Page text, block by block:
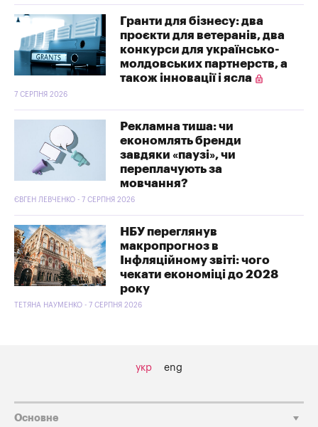
Гранти для бізнесу: два
проєкти для ветеранів, два
конкурси для українсько-
молдовських партнерств, а
також інновації і ясла
7 СЕРПНЯ 2026
Рекламна тиша: чи
економлять бренди
завдяки «паузі», чи
переплачують за
мовчання?
ЄВГЕН ЛЕВЧЕНКО - 7 СЕРПНЯ 2026
НБУ переглянув
макропрогноз в
Інфляційному звіті: чого
чекати економіці до 2028
року
ТЕТЯНА НАУМЕНКО - 7 СЕРПНЯ 2026
укр eng
Основне